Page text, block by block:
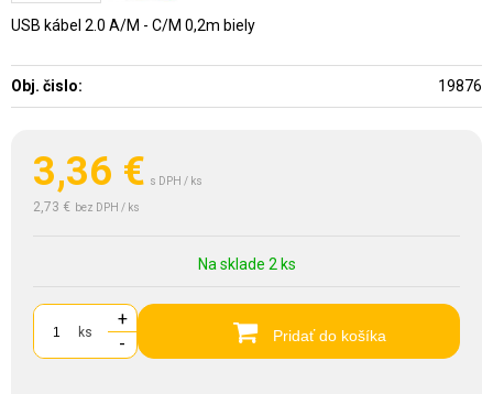
3,36 € s DPH / ks
2,73 € bez DPH / ks
Na sklade 2 ks
ks
+
-
Pridať do košíka
USB kábel 2.0 A/M - C/M 0,2m biely
Obj. čislo: 19876